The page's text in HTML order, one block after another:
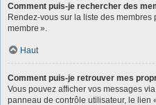
Comment puis-je rechercher des
Rendez-vous sur la liste des
membre ».
Haut
Comment puis-je retrouver mes
Vous pouvez afficher vos messages
panneau de contrôle utilisateur, le lien